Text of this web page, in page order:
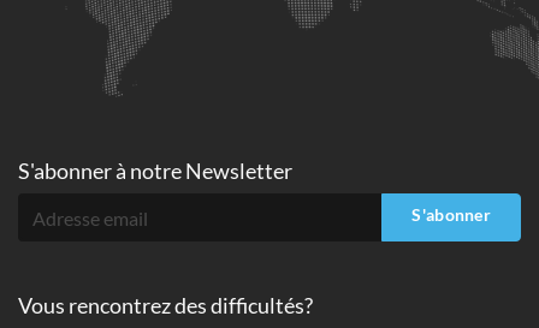
S'abonner à notre Newsletter
S'abonner
Vous rencontrez des difficultés?